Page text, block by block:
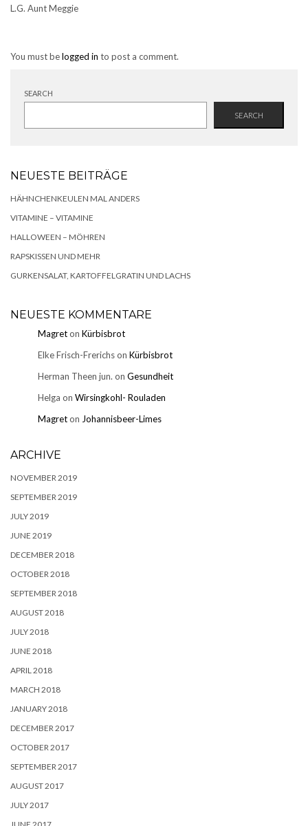
L.G. Aunt Meggie
You must belogged in to post a comment.
SEARCH
SEARCH
NEUESTE BEITRÄGE
HÄHNCHENKEULEN MAL ANDERS
VITAMINE – VITAMINE
HALLOWEEN – MÖHREN
RAPSKISSEN UND MEHR
GURKENSALAT, KARTOFFELGRATIN UND LACHS
NEUESTE KOMMENTARE
Magreton Kürbisbrot
Elke Frisch-Frerichson Kürbisbrot
Herman Theen jun. on Gesundheit
Helga on Wirsingkohl- Rouladen
Magreton Johannisbeer-Limes
ARCHIVE
NOVEMBER 2019
SEPTEMBER 2019
JULY 2019
JUNE 2019
DECEMBER 2018
OCTOBER 2018
SEPTEMBER 2018
AUGUST 2018
JULY 2018
JUNE 2018
APRIL 2018
MARCH 2018
JANUARY 2018
DECEMBER 2017
OCTOBER 2017
SEPTEMBER 2017
AUGUST 2017
JULY 2017